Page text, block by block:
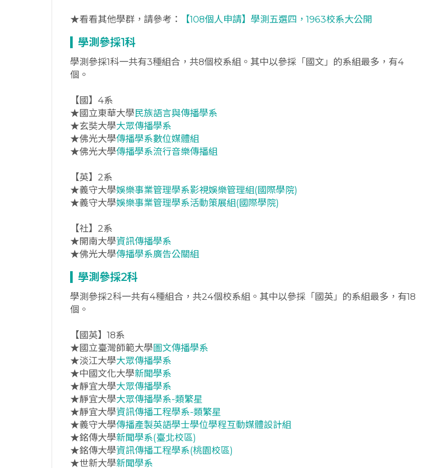
★看看其他學群，請參考： 【108個人申請】學測五選四，1963校系大公開
學測參採1科
學測參採1科一共有3種組合，共8個校系組。其中以參採「國文」的系組最多，有4
個。
【國】4系
★國立東華大學民族語言與傳播學系
★玄奘大學大眾傳播學系
★佛光大學傳播學系數位媒體組
★佛光大學傳播學系流行音樂傳播組
【英】2系
★義守大學娛樂事業管理學系影視娛樂管理組(國際學院)
★義守大學娛樂事業管理學系活動策展組(國際學院)
【社】2系
★開南大學資訊傳播學系
★佛光大學傳播學系廣告公關組
學測參採2科
學測參採2科一共有4種組合，共24個校系組。其中以參採「國英」的系組最多，有18
個。
【國英】18系
★國立臺灣師範大學圖文傳播學系
★淡江大學大眾傳播學系
★中國文化大學新聞學系
★靜宜大學大眾傳播學系
★靜宜大學大眾傳播學系-類繁星
★靜宜大學資訊傳播工程學系-類繁星
★義守大學傳播產製英語學士學位學程互動媒體設計組
★銘傳大學新聞學系(臺北校區)
★銘傳大學資訊傳播工程學系(桃園校區)
★世新大學新聞學系